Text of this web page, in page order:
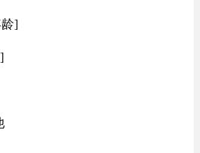
]